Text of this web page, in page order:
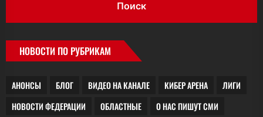
НОВОСТИ ПО РУБРИКАМ
АНОНСЫ БЛОГ ВИДЕО НА КАНАЛЕ КИБЕР АРЕНА
ЛИГИ
НОВОСТИ ФЕДЕРАЦИИ
ОБЛАСТНЫЕ О НАС ПИШУТ СМИ